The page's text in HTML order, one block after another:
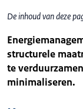
De inhoud van deze
structurele
te
minimaliseren.